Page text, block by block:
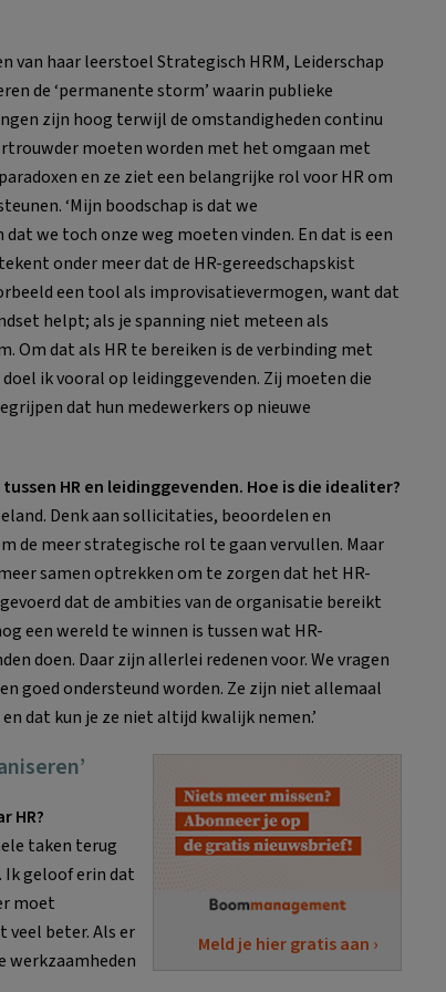
van haar leerstoel Strategisch HRM, Leiderschap
de ‘permanente storm’ waarin publieke
zijn hoog terwijl de omstandigheden continu
moeten worden met het omgaan met
en ze ziet een belangrijke rol voor HR om
‘Mijn boodschap is dat we
we toch onze weg moeten vinden. En dat is een
onder meer dat de HR-gereedschapskist
een tool als improvisatievermogen, want dat
helpt; als je spanning niet meteen als
Om dat als HR te bereiken is de verbinding met
ik vooral op leidinggevenden. Zij moeten die
dat hun medewerkers op nieuwe
HR en leidinggevenden. Hoe is die idealiter?
Denk aan sollicitaties, beoordelen en
de meer strategische rol te gaan vervullen. Maar
samen optrekken om te zorgen dat het HR-
dat de ambities van de organisatie bereikt
een wereld te winnen is tussen wat HR-
doen. Daar zijn allerlei redenen voor. We vragen
goed ondersteund worden. Ze zijn niet allemaal
dat kun je ze niet altijd kwalijk nemen.’
Meld je hier gratis aan ›
HR?
taken terug
Ik geloof erin dat
moet
veel beter. Als er
werkzaamheden